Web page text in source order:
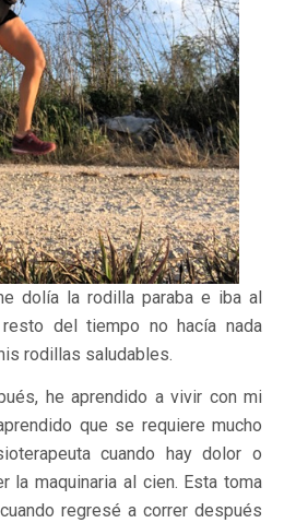
dolía la rodilla paraba e iba al
del tiempo no hacía nada
rodillas saludables.
he aprendido a vivir con mi
que se requiere mucho
cuando hay dolor o
la maquinaria al cien. Esta toma
regresé a correr después